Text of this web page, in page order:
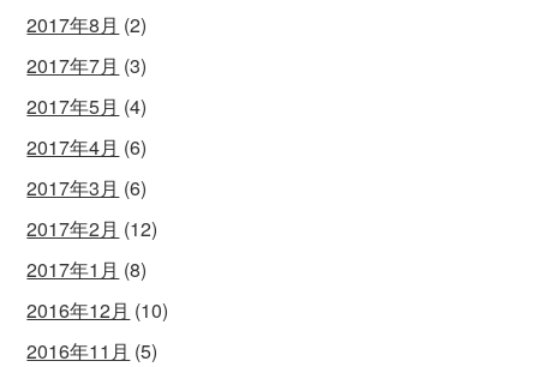
2017年8月 (2)
2017年7月 (3)
2017年5月 (4)
2017年4月 (6)
2017年3月 (6)
2017年2月 (12)
2017年1月 (8)
2016年12月 (10)
2016年11月 (5)